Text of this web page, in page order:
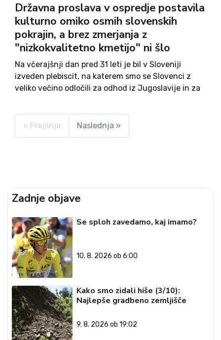
Državna proslava v ospredje postavila
kulturno omiko osmih slovenskih
pokrajin, a brez zmerjanja z
"nizkokvalitetno kmetijo" ni šlo
Na včerajšnji dan pred 31 leti je bil v Sloveniji
izveden plebiscit, na katerem smo se Slovenci z
veliko večino odločili za odhod iz Jugoslavije in za
so v državi potekale številne slovesnosti.
Osrednja...
« Prejšnja Naslednja »
Zadnje objave
Se sploh zavedamo, kaj imamo?
10. 8. 2026 ob 6:00
Kako smo zidali hiše (3/10):
Najlepše gradbeno zemljišče
9. 8. 2026 ob 19:02